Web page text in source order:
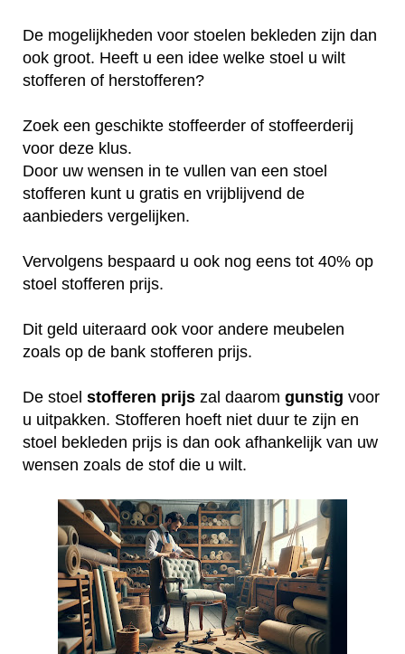
De mogelijkheden voor stoelen bekleden zijn dan
ook groot. Heeft u een idee welke stoel u wilt
stofferen of herstofferen?
Zoek een geschikte stoffeerder of stoffeerderij
voor deze klus.
Door uw wensen in te vullen van een stoel
stofferen kunt u gratis en vrijblijvend de
aanbieders vergelijken.
Vervolgens bespaard u ook nog eens tot 40% op
stoel stofferen prijs.
Dit geld uiteraard ook voor andere meubelen
zoals op de bank stofferen prijs.
De stoel stofferen prijs zal daarom gunstig voor
u uitpakken. Stofferen hoeft niet duur te zijn en
stoel bekleden prijs is dan ook afhankelijk van uw
wensen zoals de stof die u wilt.